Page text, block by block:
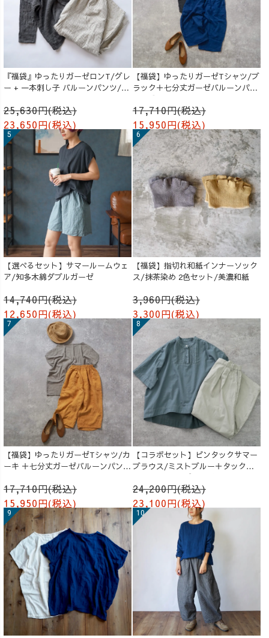
『福袋』ゆったりガーゼロンT/グレ
ー + 一本刺し子 バルーンパンツ/生
25,630円(税込)
23,650円(税込)
【福袋】ゆったりガーゼTシャツ/ブ
ラック＋七分丈ガーゼバルーンパン
ツ /ブルー
17,710円(税込)
15,950円(税込)
【選べるセット】サマールームウェ
ア/知多木綿ダブルガーゼ
14,740円(税込)
12,650円(税込)
【福袋】指切れ和紙インナーソック
ス/抹茶染め 2色セット/美濃和紙
3,960円(税込)
3,300円(税込)
【福袋】ゆったりガーゼTシャツ/カ
ーキ ＋七分丈ガーゼバルーンパンツ
17,710円(税込)
15,950円(税込)
【コラボセット】ピンタックサマー
ブラウス/ミストブルー＋タックバ
ルーンパンツ/グレージュ
24,200円(税込)
23,100円(税込)